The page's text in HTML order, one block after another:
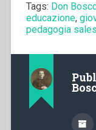
Tags: Don
educazione,
pedagogia